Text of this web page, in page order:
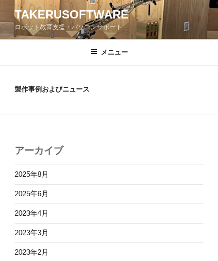
テ
ン
TAKERUSOFTWARE
ロボット教育支援・パソコンサポート
メニュー
製作事例およびニュース
アーカイブ
2025年8月
2025年6月
2023年4月
2023年3月
2023年2月